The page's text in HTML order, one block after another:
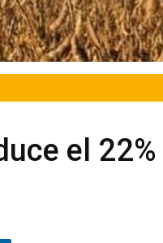
serio
el